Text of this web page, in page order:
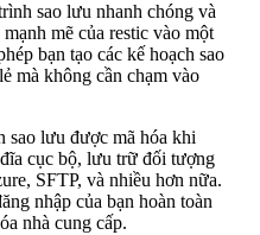
sao lưu nhanh chóng và
mẽ của restic vào một
bạn tạo các kế hoạch sao
mà không cần chạm vào
sao lưu được mã hóa khi
cục bộ, lưu trữ đối tượng
SFTP, và nhiều hơn nữa.
nhập của bạn hoàn toàn
nhà cung cấp.